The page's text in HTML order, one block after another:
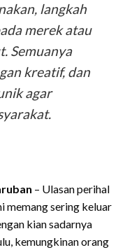
langkah
merek atau
Semuanya
kreatif, dan
agar
– Ulasan perihal
memang sering keluar
kian sadarnya
kemungkinan orang